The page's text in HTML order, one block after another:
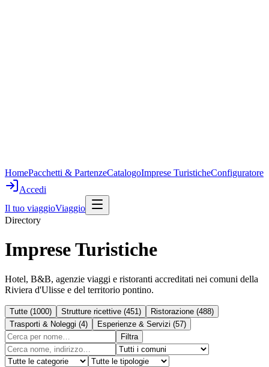
HomePacchetti & PartenzeCatalogoImprese TuristicheConfiguratore
Accedi
Il tuo viaggioViaggio
Directory
Imprese Turistiche
Hotel, B&B, agenzie viaggi e ristoranti accreditati nei comuni della
Riviera d'Ulisse e del territorio pontino.
Tutte (1000) Strutture ricettive (451 ) Ristorazione (488)
Trasporti & Noleggi (4) Esperienze & Servizi (57)
Filtra